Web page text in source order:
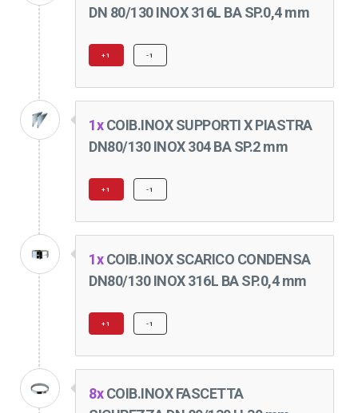
DN 80/130 INOX 316L BA SP.0,4 mm
+1 -1
1xCOIB.INOX SUPPORTI X PIASTRA
DN80/130 INOX 304 BA SP.2 mm
+1 -1
1xCOIB.INOX SCARICO CONDENSA
DN80/130 INOX 316L BA SP.0,4 mm
+1 -1
8xCOIB.INOX FASCETTA